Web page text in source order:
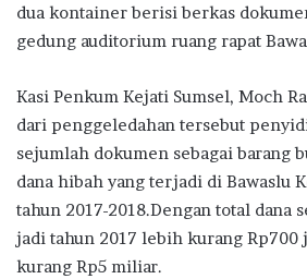
dua kontainer berisi berkas
gedung auditorium ruang rapat
Kasi Penkum Kejati Sumsel, Moch
dari penggeledahan tersebut
sejumlah dokumen sebagai barang
dana hibah yang terjadi di Bawaslu
tahun 2017-2018.Dengan total dana
jadi tahun 2017 lebih kurang Rp700
kurang Rp5 miliar.